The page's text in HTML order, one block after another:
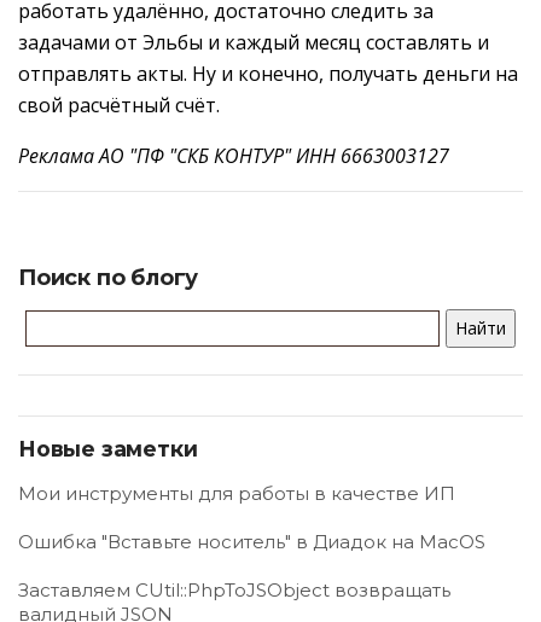
работать удалённо, достаточно следить за
задачами от Эльбы и каждый месяц составлять и
отправлять акты. Ну и конечно, получать деньги на
свой расчётный счёт.
Реклама АО "ПФ "СКБ КОНТУР" ИНН 6663003127
Поиск по блогу
Новые заметки
Мои инструменты для работы в качестве ИП
Ошибка "Вставьте носитель" в Диадок на MacOS
Заставляем CUtil::PhpToJSObject возвращать
валидный JSON